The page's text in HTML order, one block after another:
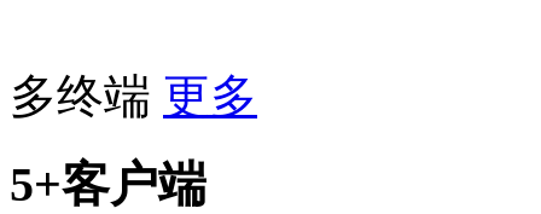
多终端 更多
5+客户端